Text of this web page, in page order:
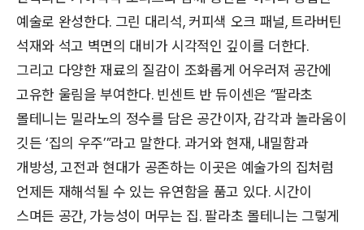
예술로 완성한다. 그린 대리석, 커피색 오크 패널, 트라버틴
석재와 석고 벽면의 대비가 시각적인 깊이를 더한다.
그리고 다양한 재료의 질감이 조화롭게 어우러져 공간에
고유한 울림을 부여한다. 빈센트 반 듀이센은 “팔라초
몰테니는 밀라노의 정수를 담은 공간이자, 감각과 놀라움이
깃든 ‘집의 우주’”라고 말한다. 과거와 현재, 내밀함과
개방성, 고전과 현대가 공존하는 이곳은 예술가의 집처럼
언제든 재해석될 수 있는 유연함을 품고 있다. 시간이
스며든 공간, 가능성이 머무는 집. 팔라초 몰테니는 그렇게